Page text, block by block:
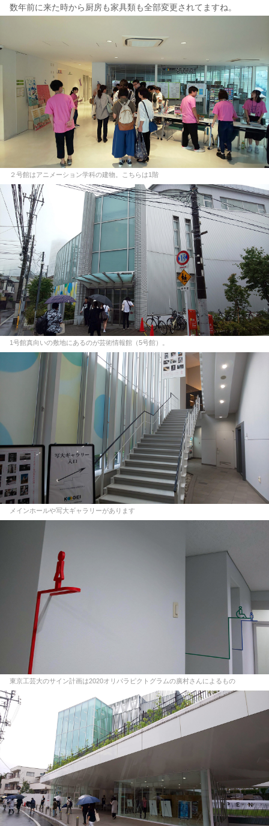
数年前に来た時から厨房も家具類も全部変更されてますね。
２号館はアニメーション学科の建物。こちらは1階
1号館真向いの敷地にあるのが芸術情報館（5号館）。
メインホールや写大ギャラリーがあります
東京工芸大のサイン計画は2020オリパラピクトグラムの廣村さんによるもの